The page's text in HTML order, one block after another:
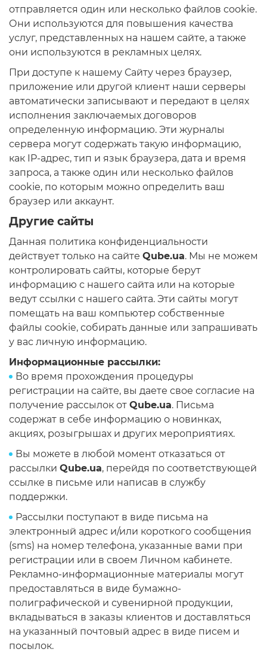
отправляется один или несколько файлов cookie.
Они используются для повышения качества
услуг, представленных на нашем сайте, а также
они используются в рекламных целях.
При доступе к нашему Сайту через браузер,
приложение или другой клиент наши серверы
автоматически записывают и передают в целях
исполнения заключаемых договоров
определенную информацию. Эти журналы
сервера могут содержать такую информацию,
как IP-адрес, тип и язык браузера, дата и время
запроса, а также один или несколько файлов
cookie, по которым можно определить ваш
браузер или аккаунт.
Другие сайты
Данная политика конфиденциальности
действует только на сайте Qube.ua. Мы не можем
контролировать сайты, которые берут
информацию с нашего сайта или на которые
ведут ссылки с нашего сайта. Эти сайты могут
помещать на ваш компьютер собственные
файлы cookie, собирать данные или запрашивать
у вас личную информацию.
Информационные рассылки:
Во время прохождения процедуры
регистрации на сайте, вы даете свое согласие на
получение рассылок от Qube.ua. Письма
содержат в себе информацию о новинках,
акциях, розыгрышах и других мероприятиях.
Вы можете в любой момент отказаться от
рассылки Qube.ua, перейдя по соответствующей
ссылке в письме или написав в службу
поддержки.
Рассылки поступают в виде письма на
электронный адрес и/или короткого сообщения
(sms) на номер телефона, указанные вами при
регистрации или в своем Личном кабинете.
Рекламно-информационные материалы могут
предоставляться в виде бумажно-
полиграфической и сувенирной продукции,
вкладываться в заказы клиентов и доставляться
на указанный почтовый адрес в виде писем и
посылок.